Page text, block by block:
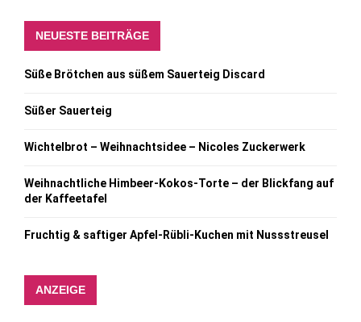
NEUESTE BEITRÄGE
Süße Brötchen aus süßem Sauerteig Discard
Süßer Sauerteig
Wichtelbrot – Weihnachtsidee – Nicoles Zuckerwerk
Weihnachtliche Himbeer-Kokos-Torte – der Blickfang auf
der Kaffeetafel
Fruchtig & saftiger Apfel-Rübli-Kuchen mit Nussstreusel
ANZEIGE